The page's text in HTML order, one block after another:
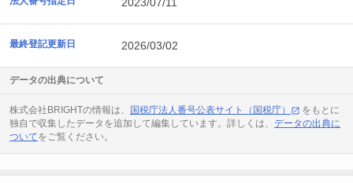
最終登記更新日 2026/03/02
データの出典について
株式会社BRIGHTの情報は、 国税庁法人番号公表サイト（国税庁）
をもとに
独自で収集したデータを追加して編集しています。詳しくは、 データの出典に
ついてをご覧ください。